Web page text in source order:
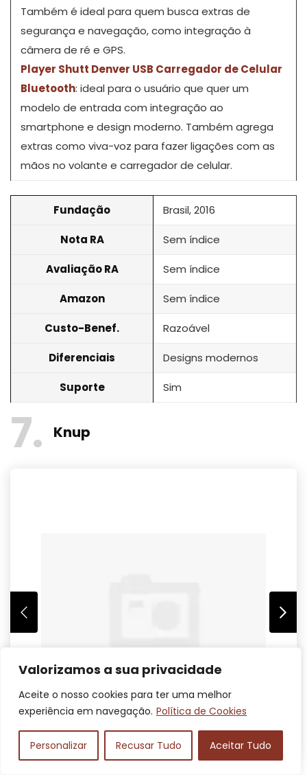
Valorizamos a sua privacidade
Aceite o nosso cookies para ter uma melhor
experiência em navegação. Política de Cookies
Personalizar Recusar Tudo Aceitar Tudo
Também é ideal para quem busca extras de
segurança e navegação, como integração à
câmera de ré e GPS.
Player Shutt Denver USB Carregador de Celular
Bluetooth: ideal para o usuário que quer um
modelo de entrada com integração ao
smartphone e design moderno. Também agrega
extras como viva-voz para fazer ligações com as
mãos no volante e carregador de celular.
Fundação Brasil, 2016
Nota RA Sem índice
Avaliação RA Sem índice
Amazon Sem índice
Custo-Benef. Razoável
Diferenciais Designs modernos
Suporte Sim
7 Knup